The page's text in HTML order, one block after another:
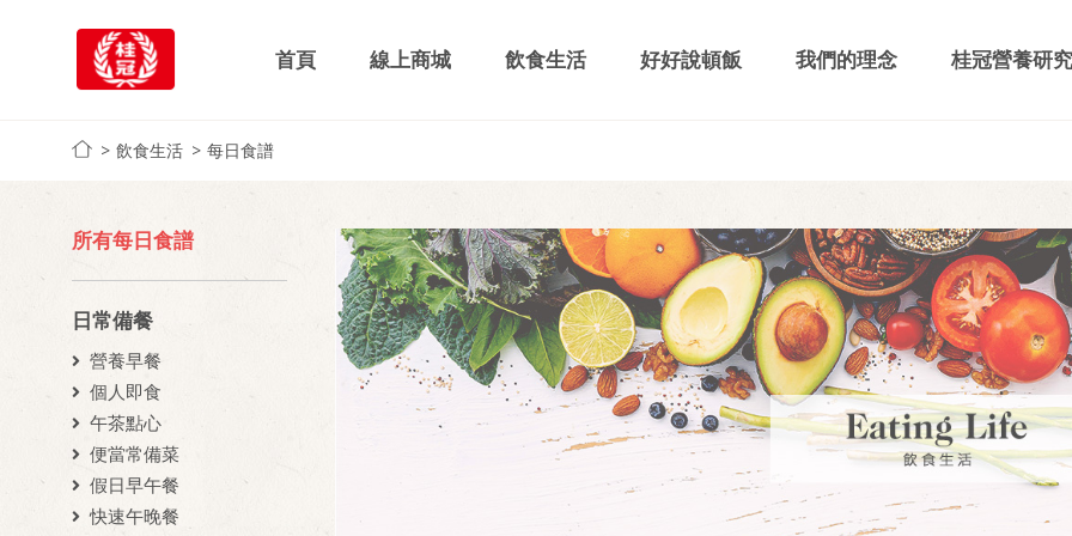
首頁 線上商城 飲食生活 好好說頓飯 我們的理念 桂冠營養研
飲食生活 每日食譜
所有每日食譜
日常備餐
營養早餐
個人即食
午茶點心
便當常備菜
假日早午餐
快速午晚餐